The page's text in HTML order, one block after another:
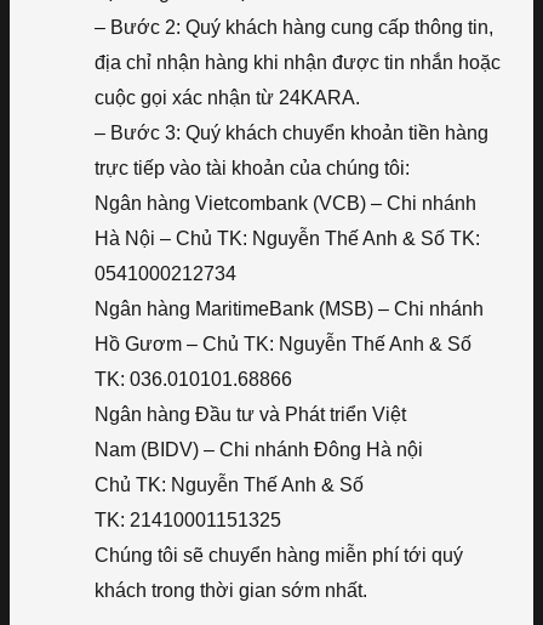
– Bước 2: Quý khách hàng cung cấp thông tin,
địa chỉ nhận hàng khi nhận được tin nhắn hoặc
cuộc gọi xác nhận từ 24KARA.
– Bước 3: Quý khách chuyển khoản tiền hàng
trực tiếp vào tài khoản của chúng tôi:
Ngân hàng Vietcombank (VCB) – Chi nhánh
Hà Nội – Chủ TK: Nguyễn Thế Anh & Số TK:
0541000212734
Ngân hàng MaritimeBank (MSB) – Chi nhánh
Hồ Gươm – Chủ TK: Nguyễn Thế Anh & Số
TK: 036.010101.68866
Ngân hàng Đầu tư và Phát triển Việt
Nam (BIDV) – Chi nhánh Đông Hà nội
Chủ TK: Nguyễn Thế Anh & Số
TK: 21410001151325
Chúng tôi sẽ chuyển hàng miễn phí tới quý
khách trong thời gian sớm nhất.